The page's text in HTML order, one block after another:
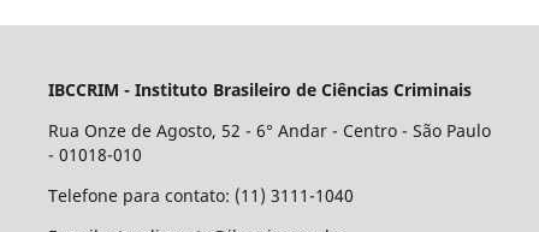
IBCCRIM - Instituto Brasileiro de Ciências Criminais
Rua Onze de Agosto, 52 - 6° Andar - Centro - São Paulo
- 01018-010
Telefone para contato: (11) 3111-1040